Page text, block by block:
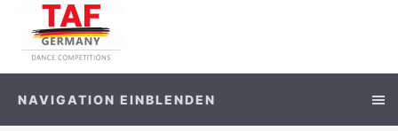
NAVIGATION EINBLENDEN